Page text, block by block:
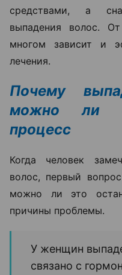
средствами, а
выпадения волос.
многом зависит и
лечения.
Почему
можно ли
процесс
Когда человек
волос, первый
можно ли это
причины проблемы.
У женщин
связано с